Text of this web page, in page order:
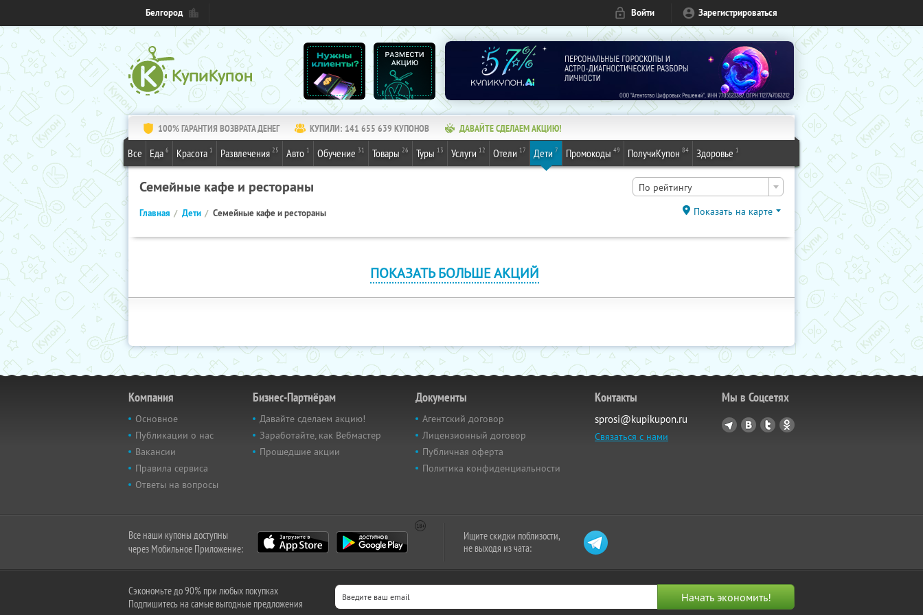
Белгород Войти Зарегистрироваться
100% ГАРАНТИЯ ВОЗВРАТА ДЕНЕГ КУПИЛИ: 141 655 639 КУПОНОВ ДАВАЙТЕ СДЕЛАЕМ АКЦИЮ!
Все Еда 6 Красота 1 Развлечения 25 Авто 1 Обучение 31 Товары 26 Туры 13 Услуги 12 Отели 17 Дети 7 Промокоды 49 ПолучиКупон 84 Здоровье 1
Семейные кафе и рестораны По рейтингу
Главная Дети Семейные кафе и рестораны Показать на карте
ПОКАЗАТЬ БОЛЬШЕ АКЦИЙ
Компания
Основное
Публикации о нас
Вакансии
Правила сервиса
Ответы на вопросы
Бизнес-Партнёрам
Давайте сделаем акцию!
Заработайте, как Вебмастер
Прошедшие акции
Документы
Агентский договор
Лицензионный договор
Публичная оферта
Политика конфиденциальности
Контакты
sprosi@kupikupon.ru
Связаться с нами
Мы в Соцсетях
Все наши купоны доступны
через Мобильное Приложение:
Ищите скидки поблизости,
не выходя из чата:
Сэкономьте до 90% при любых покупках
Подпишитесь на самые выгодные предложения